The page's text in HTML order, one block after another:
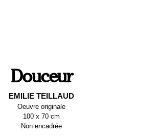
Douceur
EMILIE TEILLAUD
Oeuvre originale
100 x 70 cm
Non encadrée